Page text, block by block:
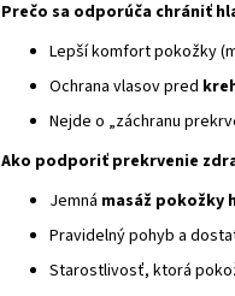
Prečo sa odporúča chrániť
Lepší komfort pokožky
Ochrana vlasov pred
Nejde o „záchranu
Ako podporiť prekrvenie
Jemná masáž pokožky
Pravidelný pohyb a
Starostlivosť, ktorá